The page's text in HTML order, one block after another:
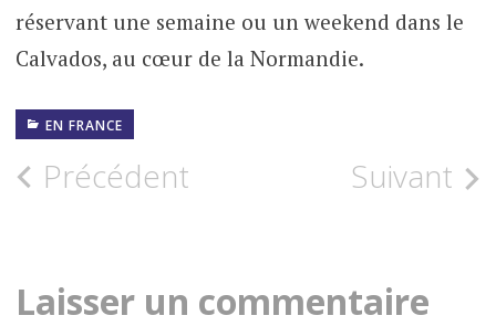
réservant une semaine ou un weekend dans le
Calvados, au cœur de la Normandie.
EN FRANCE
Navigation
articles
Précédent Suivant
Laisser un commentaire